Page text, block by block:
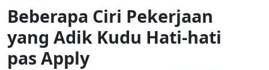
Beberapa Ciri Pekerjaan
yang Adik Kudu Hati-hati
pas Apply